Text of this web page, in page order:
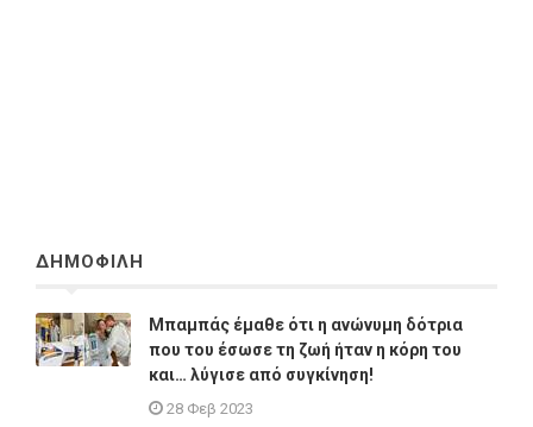
ΔΗΜΟΦΙΛΗ
Μπαμπάς έμαθε ότι η ανώνυμη δότρια
που του έσωσε τη ζωή ήταν η κόρη του
και… λύγισε από συγκίνηση!
28 Φεβ 2023